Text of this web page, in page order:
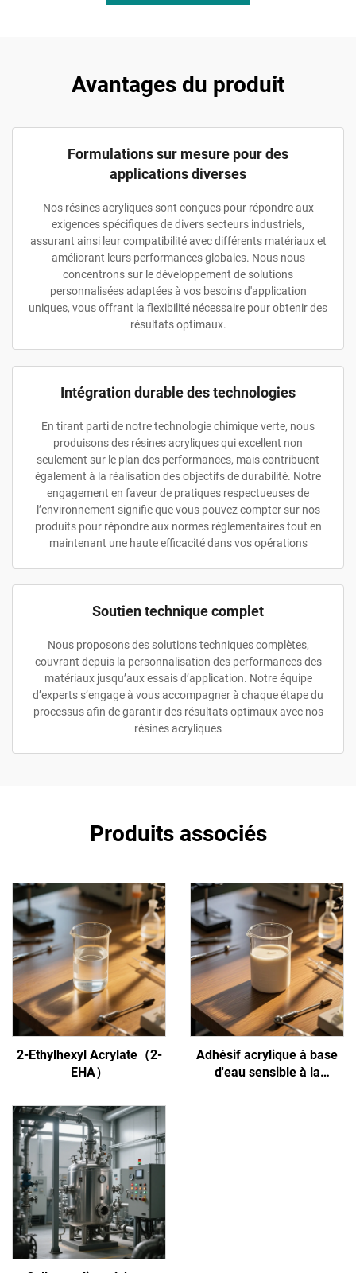
Avantages du produit
Formulations sur mesure pour des
applications diverses
Nos résines acryliques sont conçues pour répondre aux
exigences spécifiques de divers secteurs industriels,
assurant ainsi leur compatibilité avec différents matériaux et
améliorant leurs performances globales. Nous nous
concentrons sur le développement de solutions
personnalisées adaptées à vos besoins d'application
uniques, vous offrant la flexibilité nécessaire pour obtenir des
résultats optimaux.
Intégration durable des technologies
En tirant parti de notre technologie chimique verte, nous
produisons des résines acryliques qui excellent non
seulement sur le plan des performances, mais contribuent
également à la réalisation des objectifs de durabilité. Notre
engagement en faveur de pratiques respectueuses de
l’environnement signifie que vous pouvez compter sur nos
produits pour répondre aux normes réglementaires tout en
maintenant une haute efficacité dans vos opérations
Soutien technique complet
Nous proposons des solutions techniques complètes,
couvrant depuis la personnalisation des performances des
matériaux jusqu’aux essais d’application. Notre équipe
d’experts s’engage à vous accompagner à chaque étape du
processus afin de garantir des résultats optimaux avec nos
résines acryliques
Produits associés
2-Ethylhexyl Acrylate（2-
EHA）
Adhésif acrylique à base
d'eau sensible à la